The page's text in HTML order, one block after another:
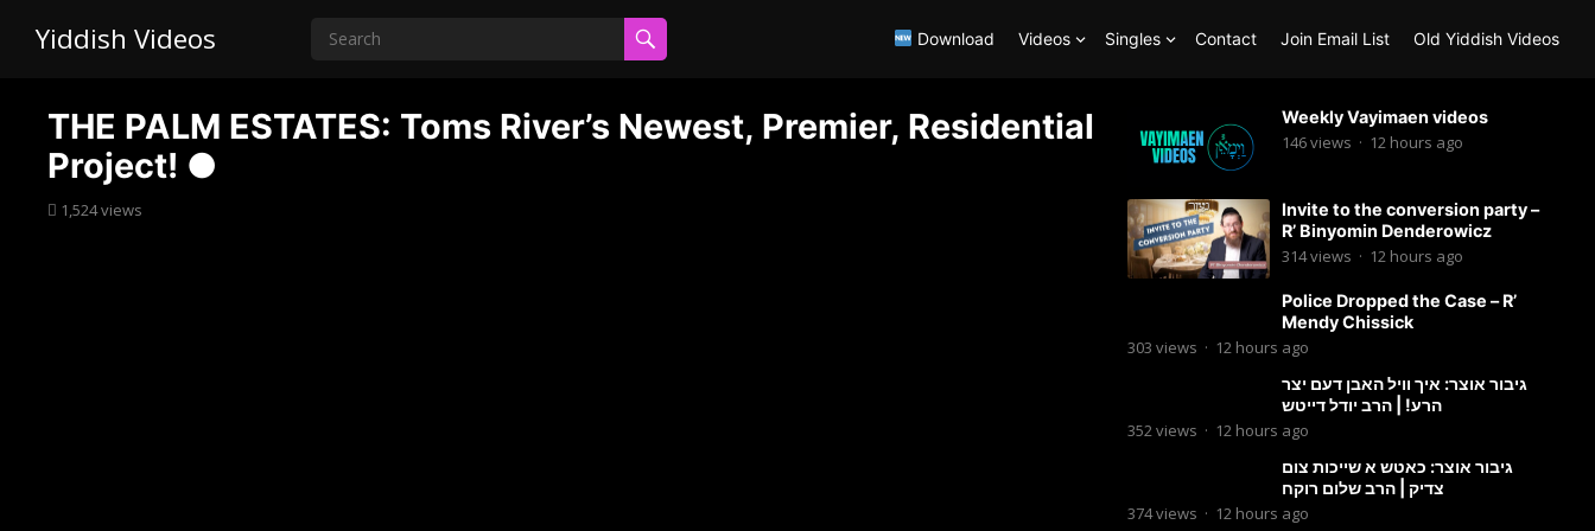
Yiddish Videos Download Videos Singles Contact Join Email List Old Yiddish Videos
THE PALM ESTATES: Toms River’s Newest, Premier, Residential
Project! ●
1,524views
Weekly Vayimaen videos
146views · 12 hours ago
Invite to the conversion party –
R’ Binyomin Denderowicz
314views · 12 hours ago
Police Dropped the Case – R’
Mendy Chissick
303 views · 12 hours ago
גיבור אוצר: איך וויל האבן דעם יצר
הרע! | הרב יודל דייטש
352views · 12 hours ago
גיבור אוצר: כאטש א שייכות צום
צדיק | הרב שלום רוקח
374views · 12 hours ago